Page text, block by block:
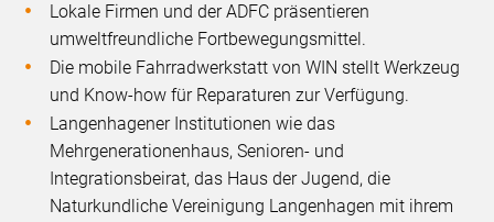
Lokale Firmen und der ADFC präsentieren
umweltfreundliche Fortbewegungsmittel.
Die mobile Fahrradwerkstatt von WIN stellt Werkzeug
und Know-how für Reparaturen zur Verfügung.
Langenhagener Institutionen wie das
Mehrgenerationenhaus, Senioren- und
Integrationsbeirat, das Haus der Jugend, die
Naturkundliche Vereinigung Langenhagen mit ihrem